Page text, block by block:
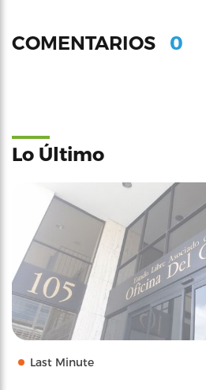
COMENTARIOS 0
Lo Último
Last Minute